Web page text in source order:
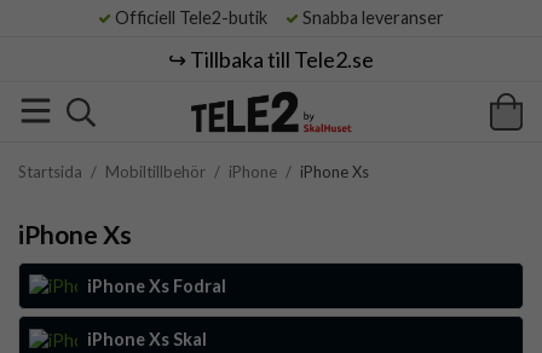
Officiell Tele2-butik Snabba leveranser
↪️ Tillbaka till Tele2.se
Startsida / Mobiltillbehör / iPhone / iPhone Xs
iPhone Xs
iPhone Xs Fodral
iPhone Xs Skal